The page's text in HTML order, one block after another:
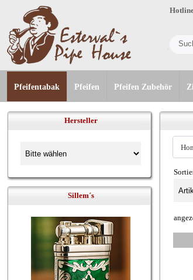
Pfeifentabak Pfeifen Pfeifen Zubehör
Hersteller
Sillem´s